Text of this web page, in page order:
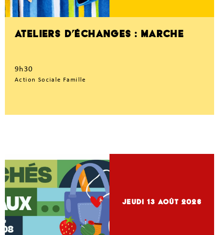
ATELIERS D’ÉCHANGES : MARCHE
9h30
Action Sociale Famille
jeudi 13 Août 2026